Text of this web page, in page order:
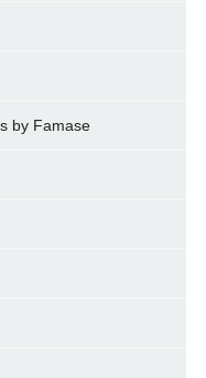
by Famase